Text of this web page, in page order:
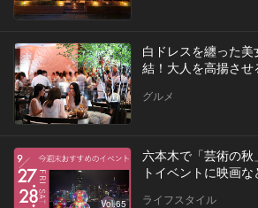
白ドレスを纏った
結！大人を高揚さ
グルメ
Vol.65
六本木で「芸術の
トイベントに映画
ライフスタイル